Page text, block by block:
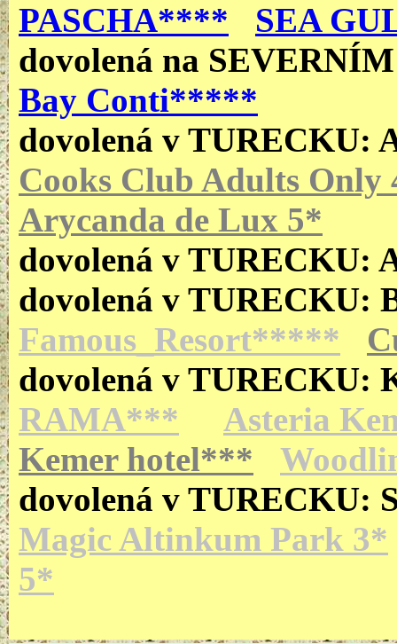
PASCHA****
SEA
dovolená na
Bay Conti*****
dovolená v TURECKU:
Cooks Club Adults Only
Arycanda de Lux 5*
dovolená v TURECKU:
dovolená v TURECKU:
Famous_Resort*****
dovolená v TURECKU:
RAMA***
Asteria
Kemer hotel***
dovolená v TURECKU:
Magic Altinkum Park 3*
5*